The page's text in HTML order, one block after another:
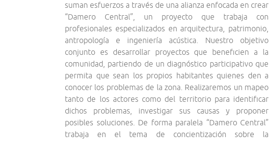
suman esfuerzos a través de una alianza enfocada en crear
“Damero Central”, un proyecto que trabaja con
profesionales especializados en arquitectura, patrimonio,
antropología e ingeniería acústica. Nuestro objetivo
conjunto es desarrollar proyectos que beneficien a la
comunidad, partiendo de un diagnóstico participativo que
permita que sean los propios habitantes quienes den a
conocer los problemas de la zona. Realizaremos un mapeo
tanto de los actores como del territorio para identificar
dichos problemas, investigar sus causas y proponer
posibles soluciones. De forma paralela “Damero Central”
trabaja en el tema de concientización sobre la